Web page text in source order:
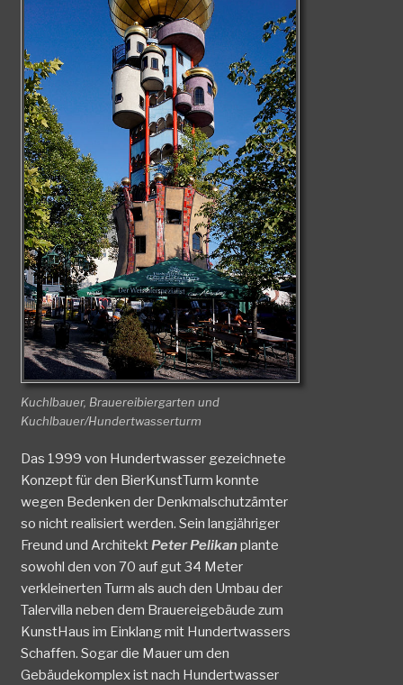
Kuchlbauer, Brauereibiergarten und
Kuchlbauer/Hundertwasserturm
Das 1999 von Hundertwasser gezeichnete
Konzept für den BierKunstTurm konnte
wegen Bedenken der Denkmalschutzämter
so nicht realisiert werden. Sein langjähriger
Freund und ArchitektPeter Pelikanplante
sowohl den von 70 auf gut 34 Meter
verkleinerten Turm als auch den Umbau der
Talervilla neben dem Brauereigebäude zum
KunstHaus im Einklang mit Hundertwassers
Schaffen. Sogar die Mauer um den
Gebäudekomplex ist nach Hundertwasser